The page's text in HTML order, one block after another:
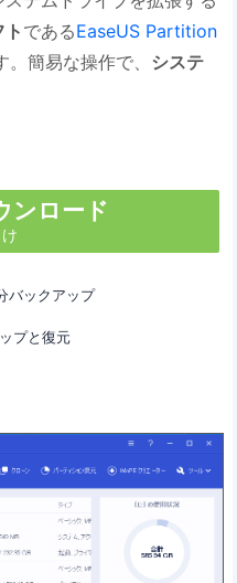
であるEaseUS Partition
簡易な操作で、 システ
ンロード
バックアップ
プと復元